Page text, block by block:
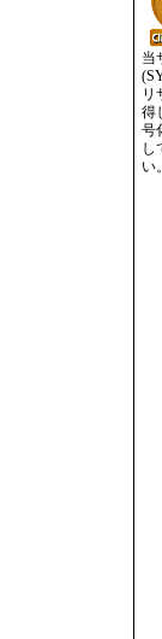
当
リ
得
号
し
い。